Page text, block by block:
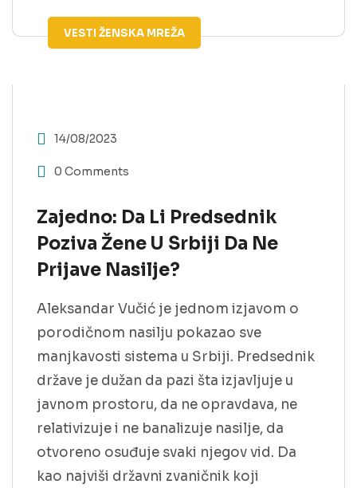
VESTI ŽENSKA MREŽA
14/08/2023
0 Comments
Zajedno: Da Li Predsednik
Poziva Žene U Srbiji Da Ne
Prijave Nasilje?
Aleksandar Vučić je jednom izjavom o
porodičnom nasilju pokazao sve
manjkavosti sistema u Srbiji. Predsednik
države je dužan da pazi šta izjavljuje u
javnom prostoru, da ne opravdava, ne
relativizuje i ne banalizuje nasilje, da
otvoreno osuđuje svaki njegov vid. Da
kao najviši državni zvaničnik koji